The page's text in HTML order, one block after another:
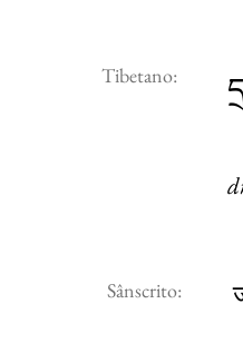
Tibetano:
Sânscrito: